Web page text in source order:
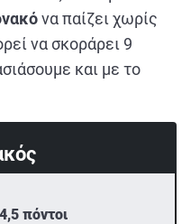
να παίζει χωρίς
να σκοράρει 9
και με το
πόντοι